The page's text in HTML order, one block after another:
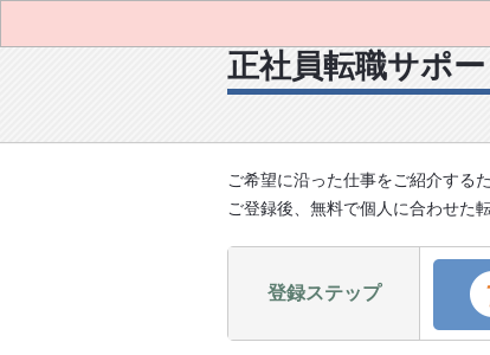
正社員転職サポ
ご希望に沿った仕事をご紹介する
ご登録後、無料で個人に合わせた
登録ステップ